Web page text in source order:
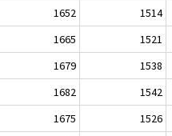
1652
1514
1665
1521
1679
1538
1682
1542
1675
1526